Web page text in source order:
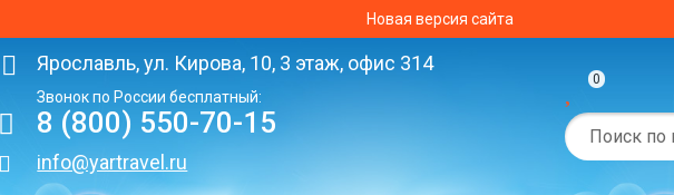
Новая версия сайта
Ярославль, ул. Кирова, 10, 3 этаж, офис 314
Звонок по России бесплатный:
8 (800) 550-70-15
info@yartravel.ru
0